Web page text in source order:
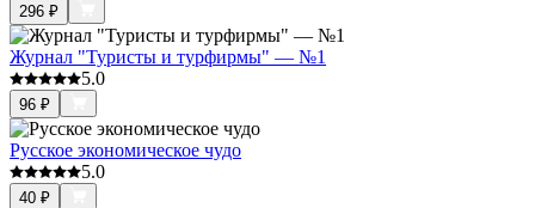
296 ₽
Журнал "Туристы и турфирмы" — №1
5.0
96 ₽
Русское экономическое чудо
5.0
40 ₽